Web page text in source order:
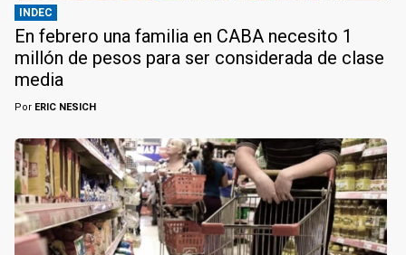
INDEC
En febrero una familia en CABA necesito 1
millón de pesos para ser considerada de clase
media
Por ERIC NESICH